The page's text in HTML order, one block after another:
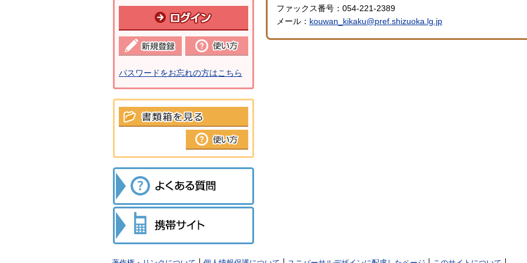
パスワードをお忘れの方はこちら
ファックス番号：054-221-2389
メール： kouwan_kikaku@pref.shizuoka.lg.jp